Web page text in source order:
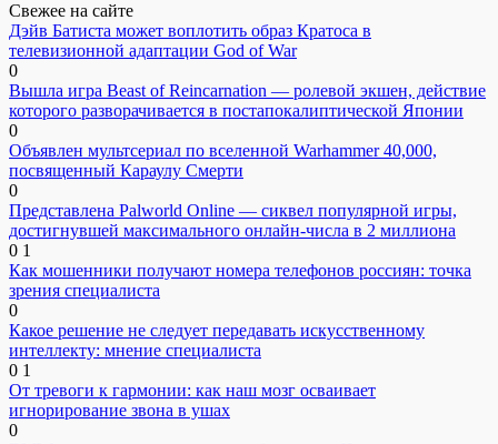
Свежее на сайте
Дэйв Батиста может воплотить образ Кратоса в
телевизионной адаптации God of War
0
Вышла игра Beast of Reincarnation — ролевой экшен, действие
которого разворачивается в постапокалиптической Японии
0
Объявлен мультсериал по вселенной Warhammer 40,000,
посвященный Караулу Смерти
0
Представлена Palworld Online — сиквел популярной игры,
достигнувшей максимального онлайн-числа в 2 миллиона
0 1
Как мошенники получают номера телефонов россиян: точка
зрения специалиста
0
Какое решение не следует передавать искусственному
интеллекту: мнение специалиста
0 1
От тревоги к гармонии: как наш мозг осваивает
игнорирование звона в ушах
0